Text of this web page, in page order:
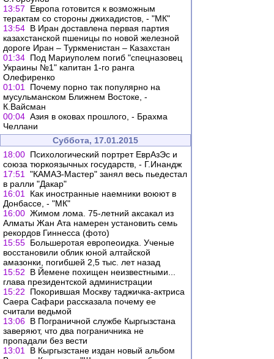
13:57
Европа готовится к возможным
терактам со стороны джихадистов, - "МК"
13:54 В Иран доставлена первая партия
казахстанской пшеницы по новой железной
дороге Иран – Туркменистан – Казахстан
01:34 Под Мариуполем погиб "спецназовец
Украины №1" капитан 1-го ранга
Олефиренко
01:01
Почему порно так популярно на
мусульманском Ближнем Востоке, -
К.Вайсман
00:04 Азия в оковах прошлого, - Брахма
Челлани
Суббота, 17.01.2015
18:00 Психологический портрет ЕврАзЭс и
союза тюркоязычных государств, - Г.Инандж
17:51
"КАМАЗ-Мастер" занял весь пьедестал
в ралли "Дакар"
16:01
Как иностранные наемники воюют в
Донбассе, - "МК"
16:00 Жимом лома. 75-летний аксакал из
Алматы Жан Ата намерен установить семь
рекордов Гиннесса (фото)
15:55 Большеротая европеоидка. Ученые
восстановили облик юной алтайской
амазонки, погибшей 2,5 тыс. лет назад
15:52
В Йемене похищен неизвестными...
глава президентской администрации
15:22
Покорившая Москву таджичка-актриса
Саера Сафари рассказала почему ее
считали ведьмой
13:06 В Пограничной службе Кыргызстана
заверяют, что два пограничника не
пропадали без вести
13:01
В Кыргызстане издан новый альбом